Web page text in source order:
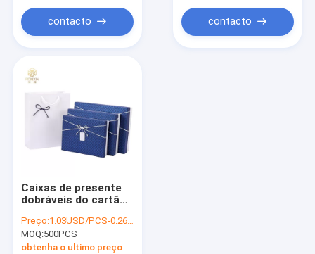
Caixa de presente de Kraft com janela
contacto contacto
Caixas de presente
dobráveis do cartão
de CMYK com a fita
elegante
Preço:1.03USD/PCS-0.26USD/PCS
MOQ:500PCS
obtenha o ultimo preço